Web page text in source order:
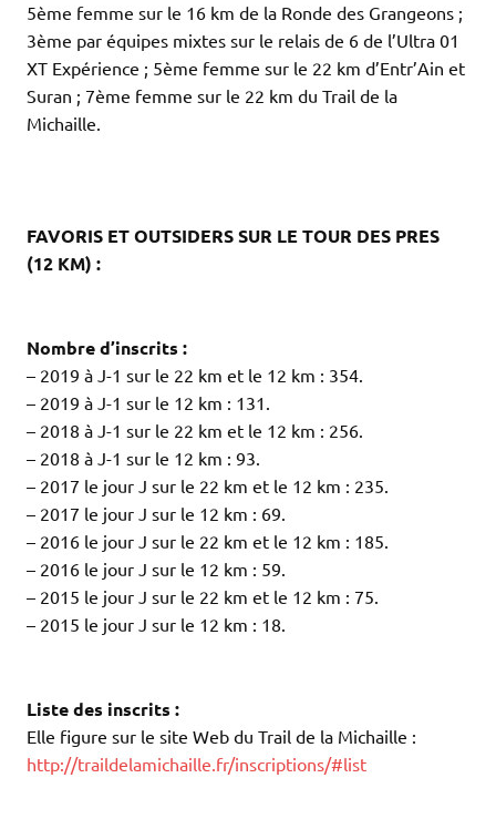
5ème femme sur le 16 km de la Ronde des Grangeons ;
3ème par équipes mixtes sur le relais de 6 de l’Ultra 01
XT Expérience ; 5ème femme sur le 22 km d’Entr’Ain et
Suran ; 7ème femme sur le 22 km du Trail de la
Michaille.
FAVORIS ET OUTSIDERS SUR LE TOUR DES PRES
(12 KM) :
Nombre d’inscrits :
– 2019 à J-1 sur le 22 km et le 12 km : 354.
– 2019 à J-1 sur le 12 km : 131.
– 2018 à J-1 sur le 22 km et le 12 km : 256.
– 2018 à J-1 sur le 12 km : 93.
– 2017 le jour J sur le 22 km et le 12 km : 235.
– 2017 le jour J sur le 12 km : 69.
– 2016 le jour J sur le 22 km et le 12 km : 185.
– 2016 le jour J sur le 12 km : 59.
– 2015 le jour J sur le 22 km et le 12 km : 75.
– 2015 le jour J sur le 12 km : 18.
Liste des inscrits :
Elle figure sur le site Web du Trail de la Michaille :
http://traildelamichaille.fr/inscriptions/#list